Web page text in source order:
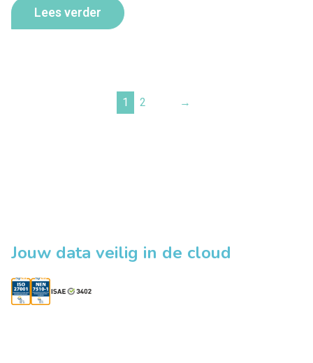
Lees verder
1 2 →
Jouw data veilig in de cloud